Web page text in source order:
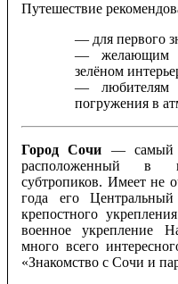
Путешествие
— для первого
— желающим
зелёном
— любителям
погружения в
Город Сочи — самый
расположенный в
субтропиков. Имеет не
года его
крепостного
военное укрепление
много всего
«Знакомство с Сочи и